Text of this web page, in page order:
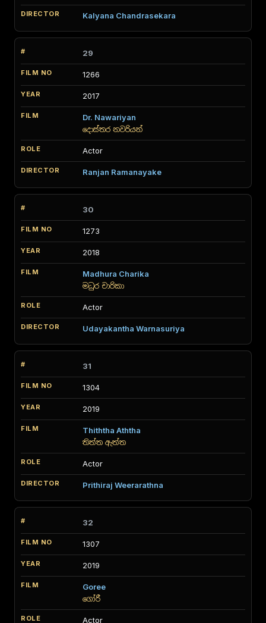
Kalyana Chandrasekara
29
1266
2017
Dr. Nawariyan
දොස්තර නවරියන්
Actor
Ranjan Ramanayake
30
1273
2018
Madhura Charika
මධුර චාරිකා
Actor
Udayakantha Warnasuriya
31
1304
2019
Thiththa Aththa
තිත්ත ඇත්ත
Actor
Prithiraj Weerarathna
32
1307
2019
Goree
ගෝරී
Actor